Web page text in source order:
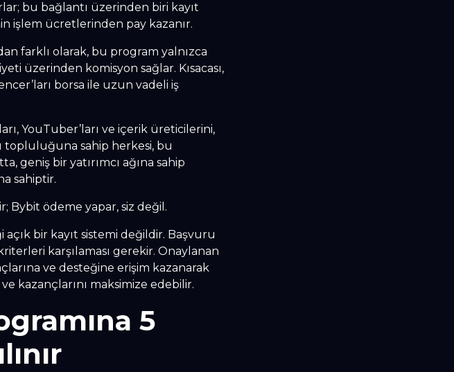
bu bağlantı üzerinden biri kayıt
işlem ücretlerinden pay kazanır.
farklı olarak, bu program yalnızca
üzerinden komisyon sağlar. Kısacası,
borsa ile uzun vadeli iş
YouTuber’ları ve içerik üreticilerini,
topluluğuna sahip herkesi, bu
geniş bir yatırımcı ağına sahip
sahiptir.
Bybit ödeme yapar, siz değil.
bir kayıt sistemi değildir. Başvuru
karşılaması gerekir. Onaylanan
ve desteğine erişim kazanarak
kazançlarını maksimize edebilir.
5